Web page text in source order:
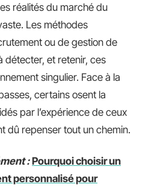
réalités du marché du
Les méthodes
ou de gestion de
détecter, et retenir, ces
singulier. Face à la
certains osent la
par l’expérience de ceux
dû repenser tout un chemin.
: Pourquoi choisir un
personnalisé pour